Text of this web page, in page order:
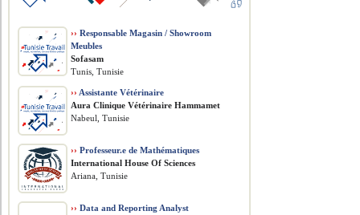
›› Responsable Magasin / Showroom
Meubles
Sofasam
Tunis, Tunisie
›› Assistante Vétérinaire
Aura Clinique Vétérinaire Hammamet
Nabeul, Tunisie
›› Professeur.e de Mathématiques
International House Of Sciences
Ariana, Tunisie
›› Data and Reporting Analyst